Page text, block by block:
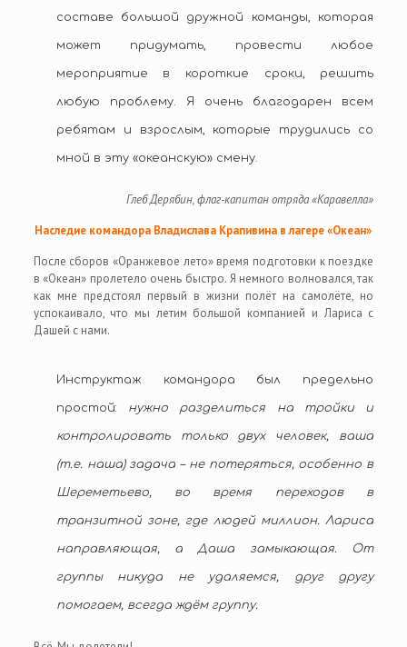
составе большой дружной команды, которая
может придумать, провести любое
мероприятие в короткие сроки, решить
любую проблему. Я очень благодарен всем
ребятам и взрослым, которые трудились со
мной в эту «океанскую» смену.
Глеб Дерябин, флаг-капитан отряда «Каравелла»
Наследие командора Владислава Крапивина в лагере «Океан»
После сборов «Оранжевое лето» время подготовки к поездке
в «Океан» пролетело очень быстро. Я немного волновался, так
как мне предстоял первый в жизни полёт на самолёте, но
успокаивало, что мы летим большой компанией и Лариса с
Дашей с нами.
Инструктаж командора был предельно
простой: нужно разделиться на тройки и
контролировать только двух человек, ваша
(т.е. наша) задача – не потеряться, особенно в
Шереметьево, во время переходов в
транзитной зоне, где людей миллион. Лариса
направляющая, а Даша замыкающая. От
группы никуда не удаляемся, друг другу
помогаем, всегда ждём группу.